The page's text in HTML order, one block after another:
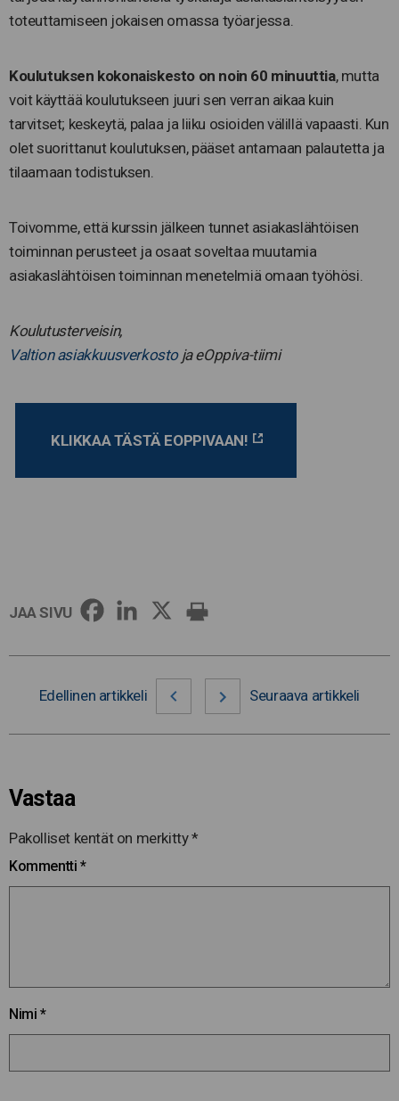
toteuttamiseen jokaisen omassa työarjessa.
Koulutuksen kokonaiskesto on noin 60 minuuttia, mutta
voit käyttää koulutukseen juuri sen verran aikaa kuin
tarvitset; keskeytä, palaa ja liiku osioiden välillä vapaasti. Kun
olet suorittanut koulutuksen, pääset antamaan palautetta ja
tilaamaan todistuksen.
Toivomme, että kurssin jälkeen tunnet asiakaslähtöisen
toiminnan perusteet ja osaat soveltaa muutamia
asiakaslähtöisen toiminnan menetelmiä omaan työhösi.
Koulutusterveisin,
Valtion asiakkuusverkostoja eOppiva-tiimi
KLIKKAA TÄSTÄ EOPPIVAAN!
JAA SIVU
Edellinen artikkeli Seuraava artikkeli
Vastaa
Pakolliset kentät on merkitty*
Kommentti *
Nimi *